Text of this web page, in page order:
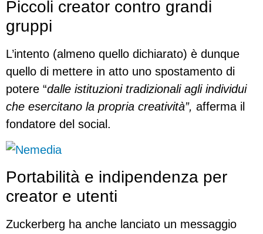
Piccoli creator contro grandi
gruppi
L’intento (almeno quello dichiarato) è dunque
quello di mettere in atto uno spostamento di
potere “dalle istituzioni tradizionali agli individui
che esercitano la propria creatività”, afferma il
fondatore del social.
Portabilità e indipendenza per
creator e utenti
Zuckerberg ha anche lanciato un messaggio